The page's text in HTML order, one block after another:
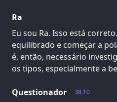
Ra
Eu sou Ra. Isso está
equilibrado e começar a
é, então, necessário
os tipos, especialmente a
38.10
Questionador